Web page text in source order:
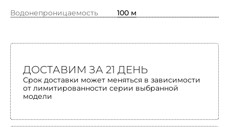
Водонепроницаемость
100 м
ДОСТАВИМ ЗА 21 ДЕНЬ
Срок доставки может меняться в зависимости
от лимитированности серии выбранной
модели